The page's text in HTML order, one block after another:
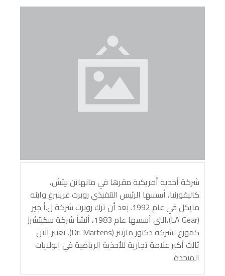
شركة أحذية أمريكية مقرها في مانهاتن بيتش،
كاليفورنيا، أسسها الرئيس التنفيذي روبرت غرينبرغ وابنه
مايكل في عام 1992. بعد أن ترك روبرت شركة ل.أ جير
(LA Gear)،التي أسسها عام 1983، أنشأ شركة سكيتشرز
كموزع لشركة دكتور مارتنز (Dr. Martens). تعتبر الآن
ثالث أكبر علامة تجارية للأحذية الرياضية في الولايات
المتحدة.